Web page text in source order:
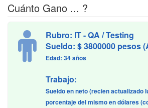
Cuánto Gano ... ?
Rubro: IT - QA / Testing
Sueldo: $ 3800000 pesos
Edad: 34 años
Trabajo:
Sueldo en neto (recien actualizado
porcentaje del mismo en dólares